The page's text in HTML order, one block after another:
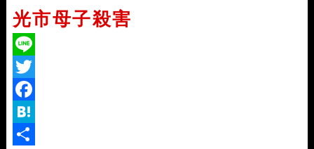
光市母子殺害
L
e
T
w
aH